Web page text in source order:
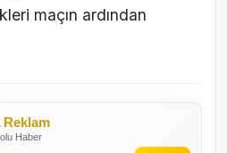
maçın ardından
Reklam
Haber